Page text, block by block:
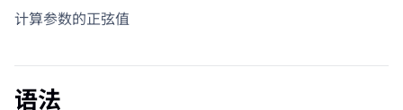
计算参数的正弦值
语法